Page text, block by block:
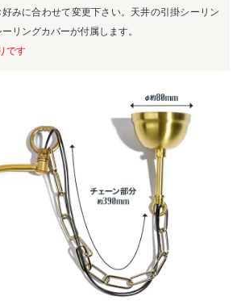
みに合わせて変更下さい。天井の引掛シーリン
リングカバーが付属します。
です